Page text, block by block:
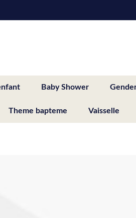
Baby Shower
Theme bapteme Vaisselle